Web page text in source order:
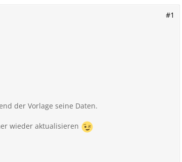
#1
der Vorlage seine Daten.
wieder aktualisieren